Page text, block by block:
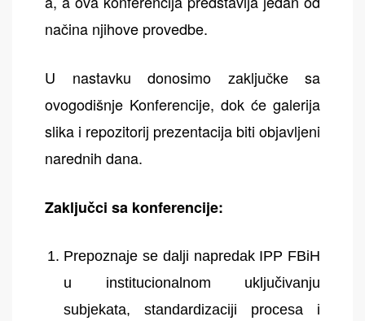
načina njihove provedbe.
U nastavku donosimo zaključke sa
ovogodišnje Konferencije, dok će galerija
slika i repozitorij prezentacija biti objavljeni
narednih dana.
Zaključci sa konferencije:
Prepoznaje se dalji napredak IPP FBiH
u institucionalnom uključivanju
subjekata, standardizaciji procesa i